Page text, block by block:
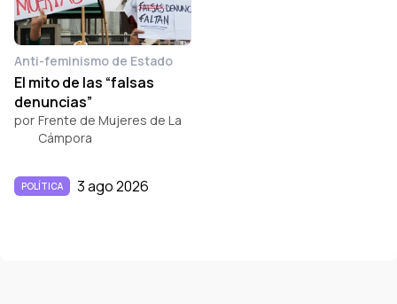
Anti-feminismo de Estado
El mito de las “falsas
denuncias”
por Frente de Mujeres de La
Cámpora
POLÍTICA 3 ago 2026